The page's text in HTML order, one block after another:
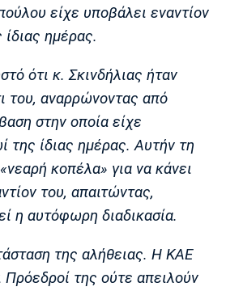
Αστέρας
Μπενφίκα
είχε υποβάλει εναντίον
ημέρας.
ότι κ. Σκινδήλιας ήταν
του, αναρρώνοντας από
στην οποία είχε
της ίδιας ημέρας. Αυτήν τη
κοπέλα» για να κάνει
του, απαιτώντας,
η αυτόφωρη διαδικασία.
της αλήθειας. Η ΚΑΕ
Πρόεδροί της ούτε απειλούν